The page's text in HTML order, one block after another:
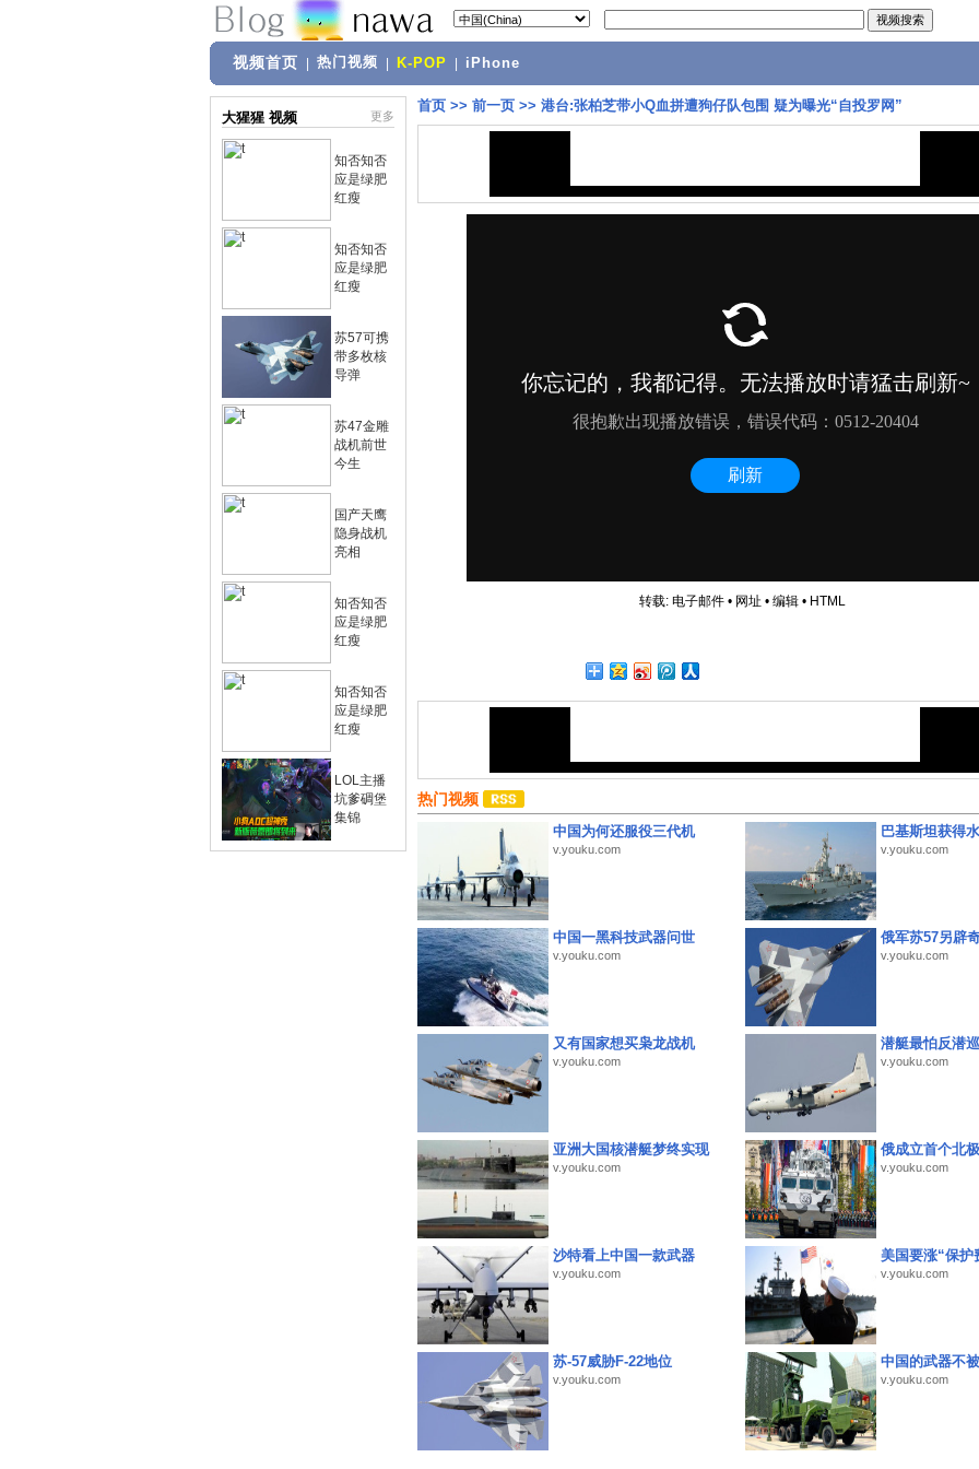
视频首页 热门视频 K-POP iPhone
大猩猩 视频 更多
知否知否
应是绿肥
红瘦
知否知否
应是绿肥
红瘦
苏57可携
带多枚核
导弹
苏47金雕
战机前世
今生
国产天鹰
隐身战机
亮相
知否知否
应是绿肥
红瘦
知否知否
应是绿肥
红瘦
LOL主播
坑爹碉堡
集锦
首页 >> 前一页 >> 港台:张柏芝带小Q血拼遭狗仔队包围 疑为曝光“自投罗网”
转载: 电子邮件• 网址 • 编辑• HTML
热门视频
中国为何还服役三代机
v.youku.com
巴基斯坦获得
v.youku.com
中国一黑科技武器问世
v.youku.com
俄军苏57另辟
v.youku.com
又有国家想买枭龙战机
v.youku.com
潜艇最怕反潜
v.youku.com
亚洲大国核潜艇梦终实现
v.youku.com
俄成立首个北
v.youku.com
沙特看上中国一款武器
v.youku.com
美国要涨“保护
v.youku.com
苏-57威胁F-22地位
v.youku.com
中国的武器不
v.youku.com